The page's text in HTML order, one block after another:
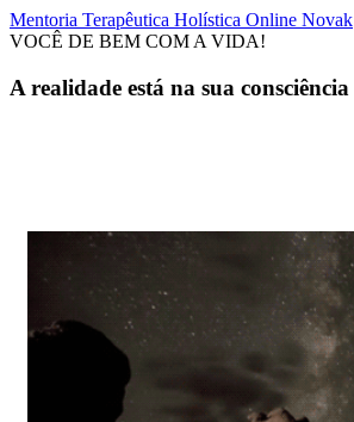
Mentoria Terapêutica Holística Online Novak
VOCÊ DE BEM COM A VIDA!
A realidade está na sua consciência